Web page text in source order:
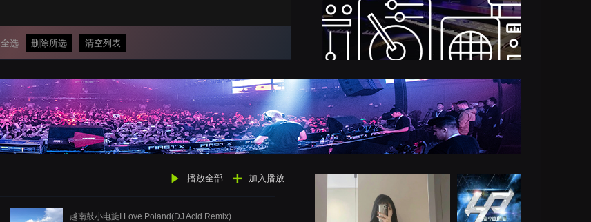
全选 删除所选 清空列表
播放全部 加入播放
越南鼓小电旋I Love Poland(DJ Acid Remix)